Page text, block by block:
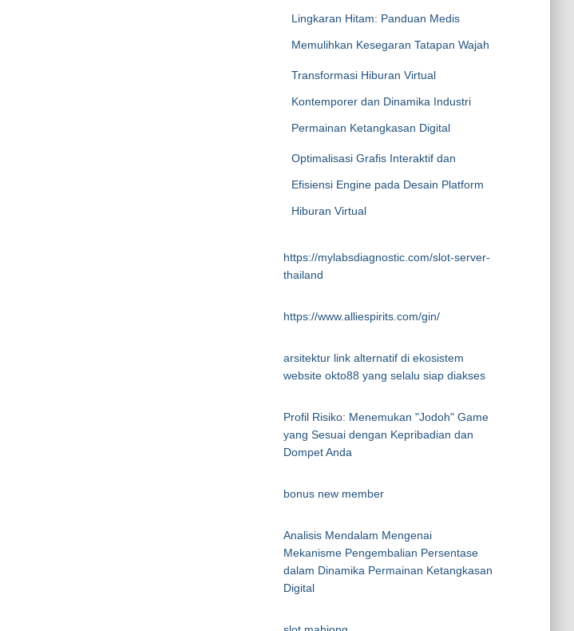
Lingkaran Hitam: Panduan Medis
Memulihkan Kesegaran Tatapan Wajah
Transformasi Hiburan Virtual
Kontemporer dan Dinamika Industri
Permainan Ketangkasan Digital
Optimalisasi Grafis Interaktif dan
Efisiensi Engine pada Desain Platform
Hiburan Virtual
https://mylabsdiagnostic.com/slot-server-
thailand
https://www.alliespirits.com/gin/
arsitektur link alternatif di ekosistem
website okto88 yang selalu siap diakses
Profil Risiko: Menemukan "Jodoh" Game
yang Sesuai dengan Kepribadian dan
Dompet Anda
bonus new member
Analisis Mendalam Mengenai
Mekanisme Pengembalian Persentase
dalam Dinamika Permainan Ketangkasan
Digital